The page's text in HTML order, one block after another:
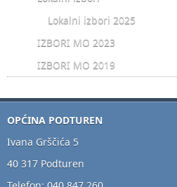
Lokalni izbori 2025
IZBORI MO 2023
IZBORI MO 2019
OPĆINA PODTUREN
Ivana Grščića 5
40 317 Podturen